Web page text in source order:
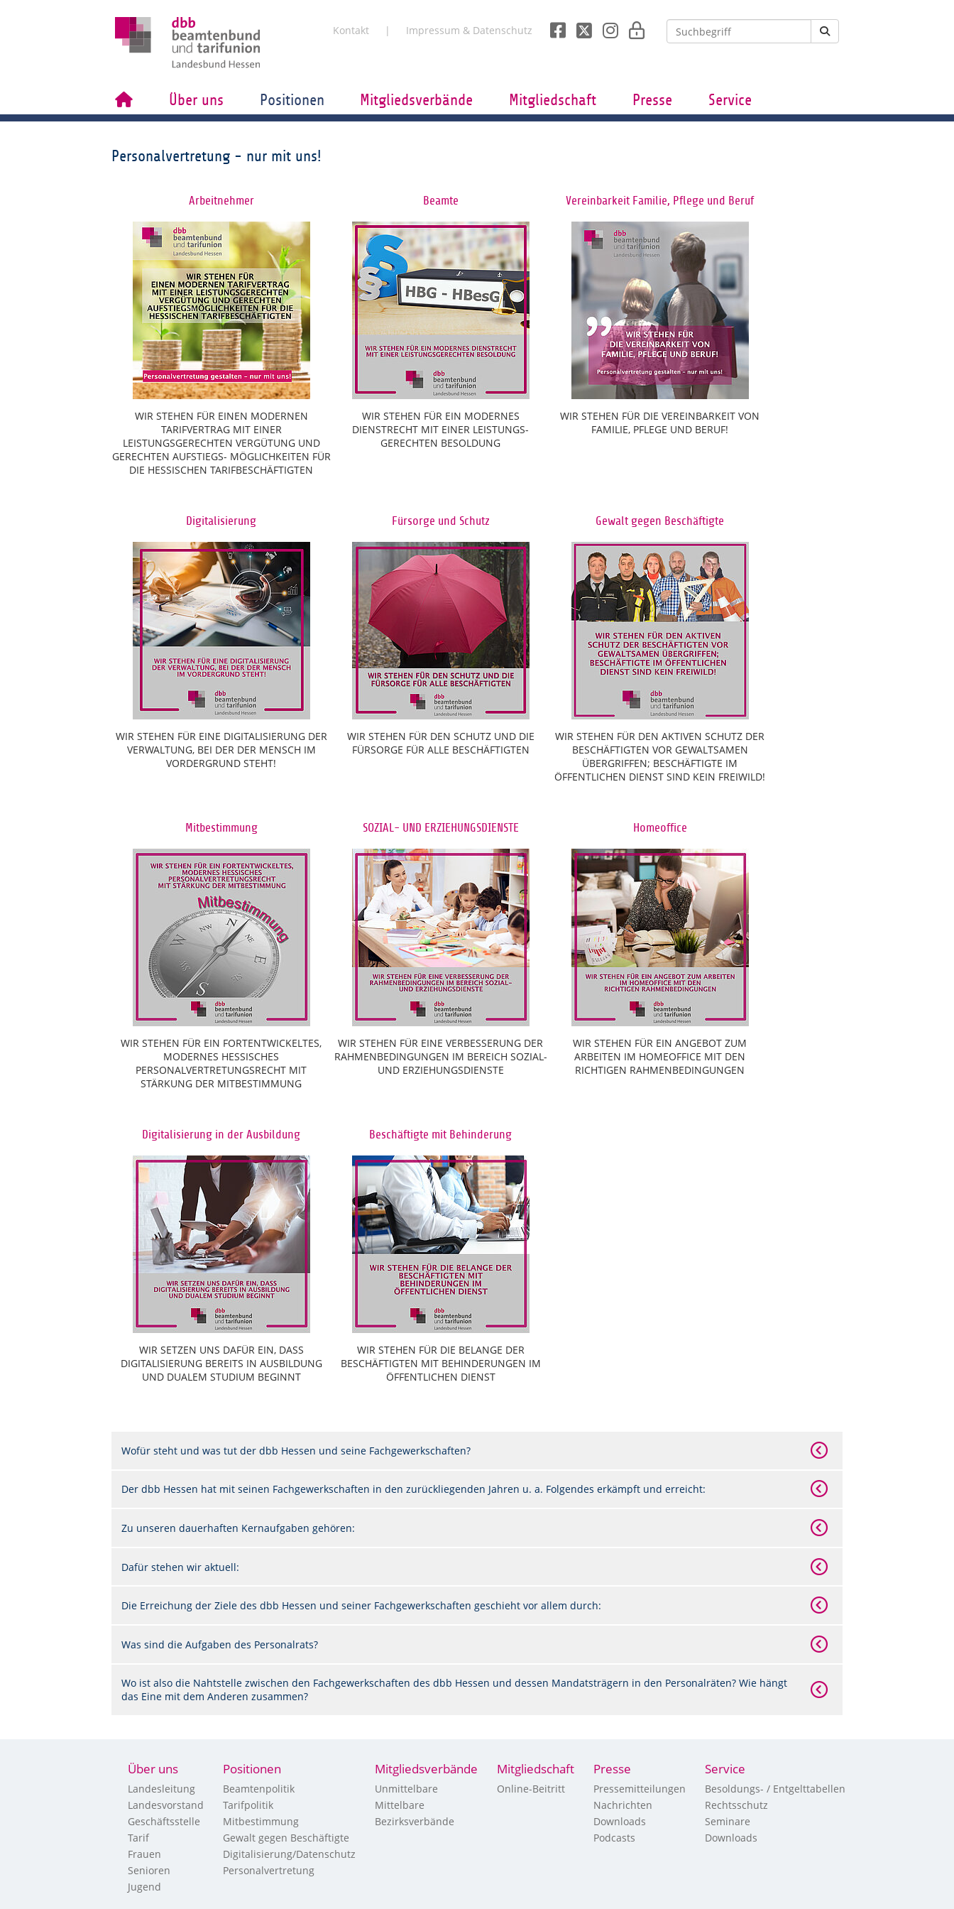
Kontakt Impressum & Datenschutz
Über uns Positionen Mitgliedsverbände Mitgliedschaft Presse Service
Personalvertretung - nur mit uns!
Arbeitnehmer
WIR STEHEN FÜR EINEN MODERNEN
TARIFVERTRAG MIT EINER
LEISTUNGSGERECHTEN VERGÜTUNG UND
GERECHTEN AUFSTIEGS- MÖGLICHKEITEN FÜR
DIE HESSISCHEN TARIFBESCHÄFTIGTEN
Beamte
WIR STEHEN FÜR EIN MODERNES
DIENSTRECHT MIT EINER LEISTUNGS-
GERECHTEN BESOLDUNG
Vereinbarkeit Familie, Pflege und Beruf
WIR STEHEN FÜR DIE VEREINBARKEIT VON
FAMILIE, PFLEGE UND BERUF!
Digitalisierung
WIR STEHEN FÜR EINE DIGITALISIERUNG DER
VERWALTUNG, BEI DER DER MENSCH IM
VORDERGRUND STEHT!
Fürsorge und Schutz
WIR STEHEN FÜR DEN SCHUTZ UND DIE
FÜRSORGE FÜR ALLE BESCHÄFTIGTEN
Gewalt gegen Beschäftigte
WIR STEHEN FÜR DEN AKTIVEN SCHUTZ DER
BESCHÄFTIGTEN VOR GEWALTSAMEN
ÜBERGRIFFEN; BESCHÄFTIGTE IM
ÖFFENTLICHEN DIENST SIND KEIN FREIWILD!
Mitbestimmung
WIR STEHEN FÜR EIN FORTENTWICKELTES,
MODERNES HESSISCHES
PERSONALVERTRETUNGSRECHT MIT
STÄRKUNG DER MITBESTIMMUNG
SOZIAL- UND ERZIEHUNGSDIENSTE
WIR STEHEN FÜR EINE VERBESSERUNG DER
RAHMENBEDINGUNGEN IM BEREICH SOZIAL-
UND ERZIEHUNGSDIENSTE
Homeoffice
WIR STEHEN FÜR EIN ANGEBOT ZUM
ARBEITEN IM HOMEOFFICE MIT DEN
RICHTIGEN RAHMENBEDINGUNGEN
Digitalisierung in der Ausbildung
WIR SETZEN UNS DAFÜR EIN, DASS
DIGITALISIERUNG BEREITS IN AUSBILDUNG
UND DUALEM STUDIUM BEGINNT
Beschäftigte mit Behinderung
WIR STEHEN FÜR DIE BELANGE DER
BESCHÄFTIGTEN MIT BEHINDERUNGEN IM
ÖFFENTLICHEN DIENST
Wofür steht und was tut der dbb Hessen und seine Fachgewerkschaften?
Der dbb Hessen hat mit seinen Fachgewerkschaften in den zurückliegenden Jahren u. a. Folgendes erkämpft und erreicht:
Zu unseren dauerhaften Kernaufgaben gehören:
Dafür stehen wir aktuell:
Die Erreichung der Ziele des dbb Hessen und seiner Fachgewerkschaften geschieht vor allem durch:
Was sind die Aufgaben des Personalrats?
Wo ist also die Nahtstelle zwischen den Fachgewerkschaften des dbb Hessen und dessen Mandatsträgern in den Personalräten? Wie hängt
das Eine mit dem Anderen zusammen?
Über uns
Landesleitung
Landesvorstand
Geschäftsstelle
Tarif
Frauen
Senioren
Jugend
Positionen
Beamtenpolitik
Tarifpolitik
Mitbestimmung
Gewalt gegen Beschäftigte
Digitalisierung/Datenschutz
Personalvertretung
Mitgliedsverbände
Unmittelbare
Mittelbare
Bezirksverbände
Mitgliedschaft
Online-Beitritt
Presse
Pressemitteilungen
Nachrichten
Downloads
Podcasts
Service
Besoldungs- / Entgelttabellen
Rechtsschutz
Seminare
Downloads